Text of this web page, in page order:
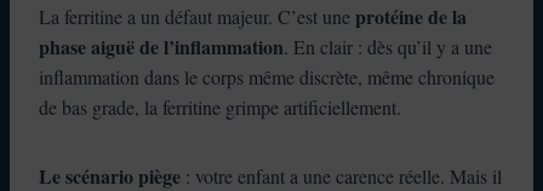
La ferritine a un défaut majeur. C’est une protéine de la
phase aiguë de l’inflammation. En clair : dès qu’il y a une
inflammation dans le corps même discrète, même chronique
de bas grade, la ferritine grimpe artificiellement.
Le scénario piège : votre enfant a une carence réelle. Mais il